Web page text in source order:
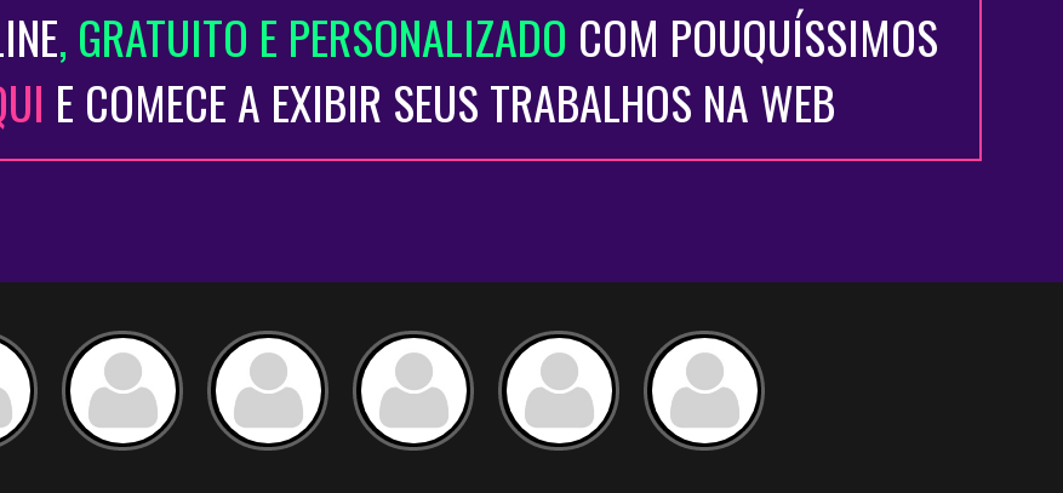
, GRATUITO E PERSONALIZADO COM POUQUÍSSIMOS
E COMECE A EXIBIR SEUS TRABALHOS NA WEB